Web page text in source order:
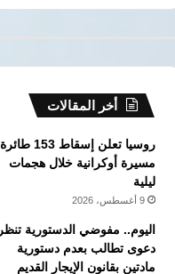
أخر المقالات
روسيا تعلن إسقاط 153 طائرة
مسيرة أوكرانية خلال هجمات
ليلية
9 أغسطس، 2026
اليوم.. مفوضي الدستورية تنظر
دعوى تطالب بعدم دستورية
مادتين بقانون الإيجار القديم